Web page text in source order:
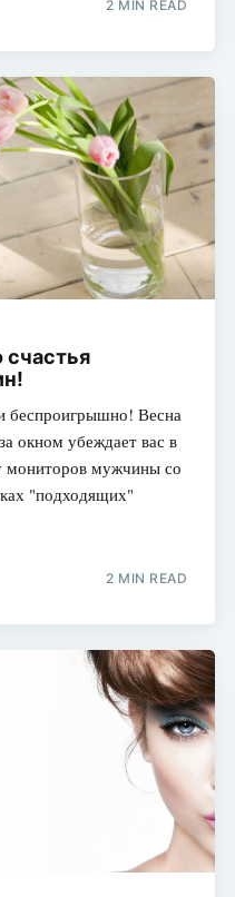
2 MIN READ
счастья
беспроигрышно! Весна
окном убеждает вас в
мониторов мужчины со
"подходящих"
2 MIN READ